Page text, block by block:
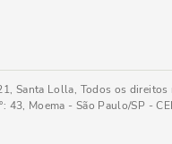
Santa Lolla, Todos os
43, Moema - São Paulo/SP -